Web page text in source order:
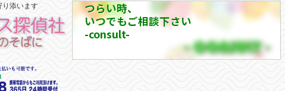
つらい時、
いつでもご相談下さい
-consult-
り添います